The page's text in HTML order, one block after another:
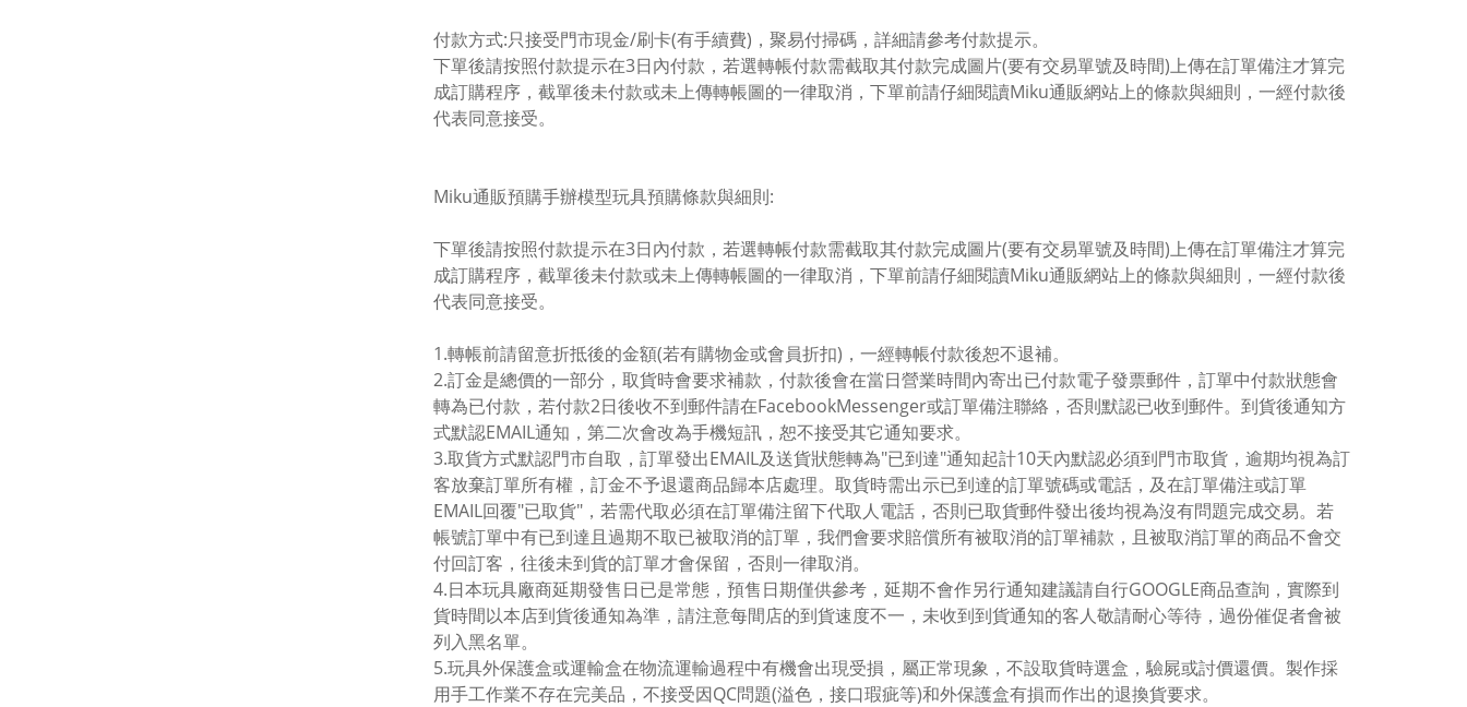
付款方式:只接受門市現金/刷卡(有手續費)，聚易付掃碼，詳細請參考付款提示。
下單後請按照付款提示在3日內付款，若選轉帳付款需截取其付款完成圖片(要有交易單號及時間)上傳在訂單備注才算完
成訂購程序，截單後未付款或未上傳轉帳圖的一律取消，下單前請仔細閱讀Miku通販網站上的條款與細則，一經付款後
代表同意接受。
Miku通販預購手辦模型玩具預購條款與細則:
下單後請按照付款提示在3日內付款，若選轉帳付款需截取其付款完成圖片(要有交易單號及時間)上傳在訂單備注才算完
成訂購程序，截單後未付款或未上傳轉帳圖的一律取消，下單前請仔細閱讀Miku通販網站上的條款與細則，一經付款後
代表同意接受。
1.轉帳前請留意折抵後的金額(若有購物金或會員折扣)，一經轉帳付款後恕不退補。
2.訂金是總價的一部分，取貨時會要求補款，付款後會在當日營業時間內寄出已付款電子發票郵件，訂單中付款狀態會
轉為已付款，若付款2日後收不到郵件請在FacebookMessenger或訂單備注聯絡，否則默認已收到郵件。到貨後通知方
式默認EMAIL通知，第二次會改為手機短訊，恕不接受其它通知要求。
3.取貨方式默認門市自取，訂單發出EMAIL及送貨狀態轉為"已到達"通知起計10天內默認必須到門市取貨，逾期均視為訂
客放棄訂單所有權，訂金不予退還商品歸本店處理。取貨時需出示已到達的訂單號碼或電話，及在訂單備注或訂單
EMAIL回覆"已取貨"，若需代取必須在訂單備注留下代取人電話，否則已取貨郵件發出後均視為沒有問題完成交易。若
帳號訂單中有已到達且過期不取已被取消的訂單，我們會要求賠償所有被取消的訂單補款，且被取消訂單的商品不會交
付回訂客，往後未到貨的訂單才會保留，否則一律取消。
4.日本玩具廠商延期發售日已是常態，預售日期僅供參考，延期不會作另行通知建議請自行GOOGLE商品查詢，實際到
貨時間以本店到貨後通知為準，請注意每間店的到貨速度不一，未收到到貨通知的客人敬請耐心等待，過份催促者會被
列入黑名單。
5.玩具外保護盒或運輸盒在物流運輸過程中有機會出現受損，屬正常現象，不設取貨時選盒，驗屍或討價還價。製作採
用手工作業不存在完美品，不接受因QC問題(溢色，接口瑕疵等)和外保護盒有損而作出的退換貨要求。